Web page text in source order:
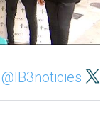
@IB3noticies